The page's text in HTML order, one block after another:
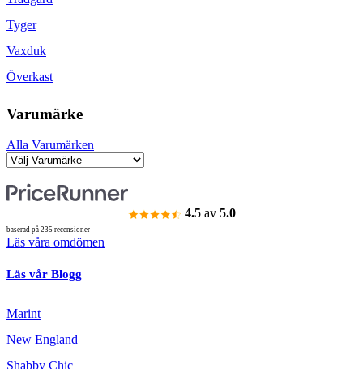
Tyger
Vaxduk
Överkast
Varumärke
Alla Varumärken
4.5 av 5.0
baserad på 235 recensioner
Läs våra omdömen
Läs vår Blogg
Marint
New England
Shabby Chic